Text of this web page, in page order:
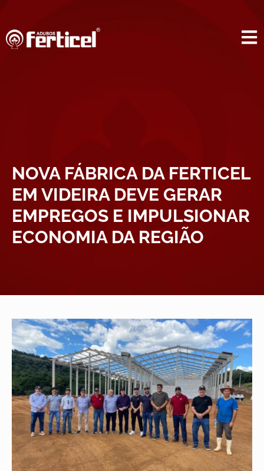
NOVA FÁBRICA DA FERTICEL
EM VIDEIRA DEVE GERAR
EMPREGOS E IMPULSIONAR
ECONOMIA DA REGIÃO